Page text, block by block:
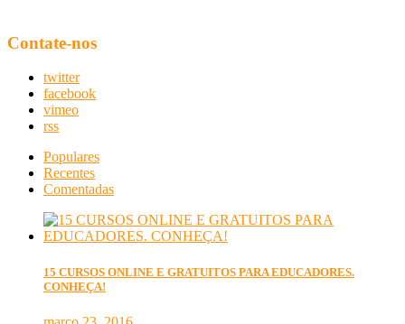
Contate-nos
twitter
facebook
vimeo
rss
Populares
Recentes
Comentadas
15 CURSOS ONLINE E GRATUITOS PARA EDUCADORES.
CONHEÇA!